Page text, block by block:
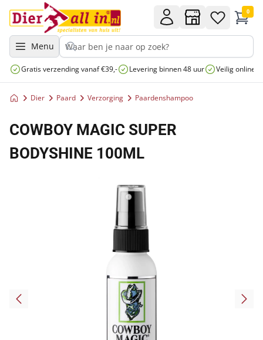
Menu
0
Gratis verzending vanaf €39,- Levering binnen 48 uur Veilig online
Dier Paard Verzorging Paardenshampoo
COWBOY MAGIC SUPER
BODYSHINE 100ML